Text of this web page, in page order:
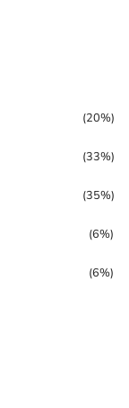
(20%)
(33%)
(35%)
(6%)
(6%)